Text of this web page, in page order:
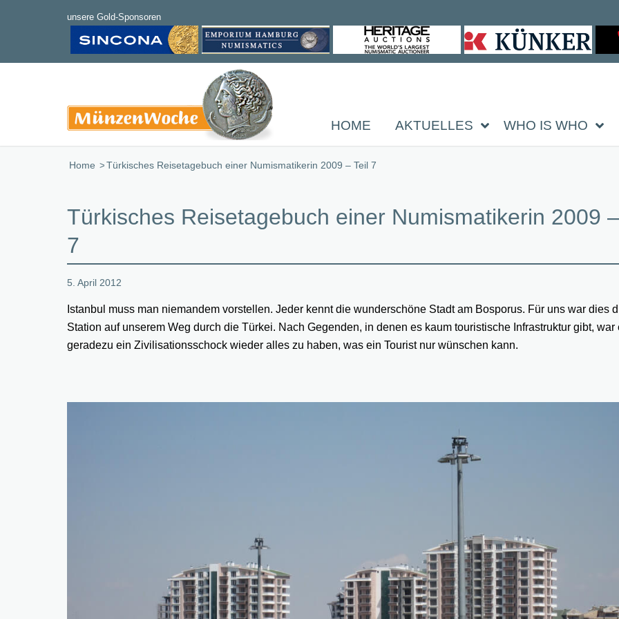
HOME AKTUELLES WHO IS WHO
Home /Türkisches Reisetagebuch einer Numismatikerin 2009 – Teil 7
Türkisches Reisetagebuch einer Numismatikerin 2009
7
5. April 2012
Istanbul muss man niemandem vorstellen. Jeder kennt die wunderschöne Stadt am Bosporus. Für uns war dies
Station auf unserem Weg durch die Türkei. Nach Gegenden, in denen es kaum touristische Infrastruktur gibt, war
geradezu ein Zivilisationsschock wieder alles zu haben, was ein Tourist nur wünschen kann.